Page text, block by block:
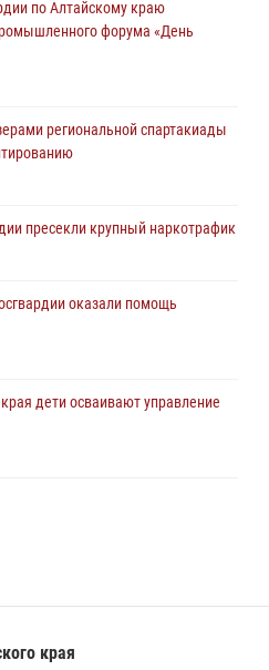
с юными пограничниками
краю провело для детей
«прямой линии»
по Алтайскому краю
форума «День
региональной спартакиады
пресекли крупный наркотрафик
оказали помощь
дети осваивают управление
края